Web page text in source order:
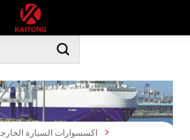
اكسسوارات السيارة